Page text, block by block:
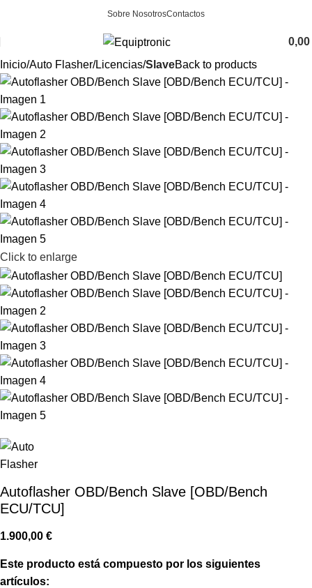
Sobre NosotrosContactos
0,00
Inicio Auto Flasher Licencias SlaveBack to products
Click to enlarge
Autoflasher OBD/Bench Slave [OBD/Bench
ECU/TCU]
1.900,00 €
Este producto está compuesto por los siguientes
artículos: